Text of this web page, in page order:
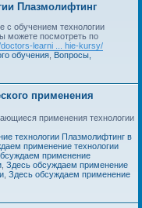
Плазмолифтинг
обучением технологии
можете посмотреть по
learni ... hie-kursy/
обучения Вопросы,
применения
применения технологии
технологии Плазмолифтинг в
применение технологии
применение
Здесь обсуждаем применение
Здесь обсуждаем применение